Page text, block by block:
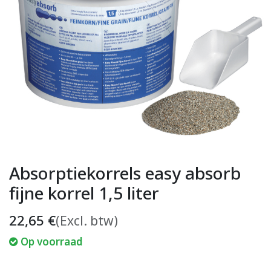
Absorptiekorrels easy absorb
fijne korrel 1,5 liter
22,65 €(Excl. btw)
Op voorraad